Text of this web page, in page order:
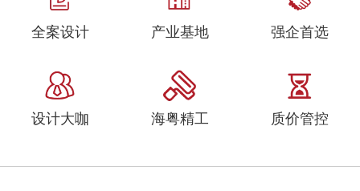
全案设计 产业基地 强企首选
设计大咖 海粤精工 质价管控